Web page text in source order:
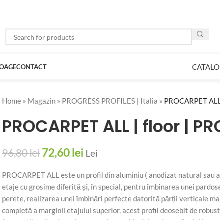
CONTACT
Home » Magazin » PROGRESS PROFILES | Italia » PROCARPET
PROCARPET ALL | floor |
96,80lei 72,60lei Lei
PROCARPET ALL este un profil din aluminiu ( anodizat natural
etaje cu grosime diferită și, în special, pentru îmbinarea unei
perete, realizarea unei îmbinări perfecte datorită părții verticale
completă a marginii etajului superior, acest profil deosebit de